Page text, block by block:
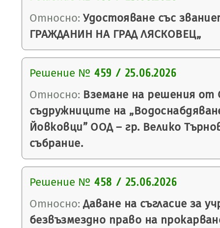
Относно: Удостояване със
ГРАЖДАНИН НА ГРАД ЛЯСКОВЕЦ„
Решение № 459 / 25.06.2026
Относно: Вземане на решения
съдружниците на
Йовковци” ООД – гр. Велико
събрание.
Решение № 458 / 25.06.2026
Относно: Даване на съгласие за
безвъзмездно право на